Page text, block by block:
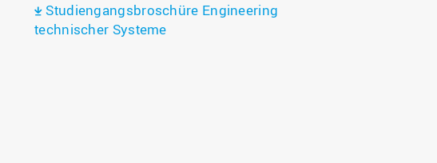
Studiengangsbroschüre Engineering
technischer Systeme